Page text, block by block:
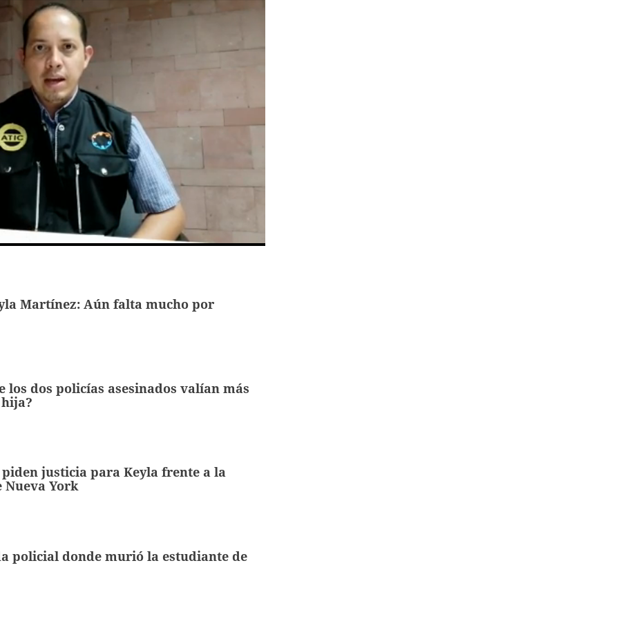
Martínez: Aún falta mucho por
los dos policías asesinados valían más
justicia para Keyla frente a la
Nueva York
policial donde murió la estudiante de